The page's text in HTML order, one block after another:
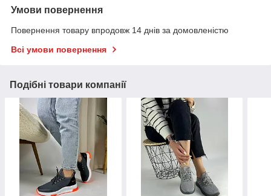
Умови повернення
Повернення товару впродовж 14 днів за домовленістю
Всі умови повернення
Подібні товари компанії